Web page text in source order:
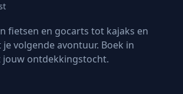
fietsen en gocarts tot kajaks en
volgende avontuur. Boek in
ontdekkingstocht.